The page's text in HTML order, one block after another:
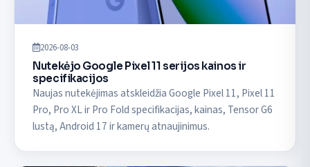
2026-08-03
Nutekėjo Google Pixel 11 serijos kainos ir
specifikacijos
Naujas nutekėjimas atskleidžia Google Pixel 11, Pixel 11
Pro, Pro XL ir Pro Fold specifikacijas, kainas, Tensor G6
lustą, Android 17 ir kamerų atnaujinimus.